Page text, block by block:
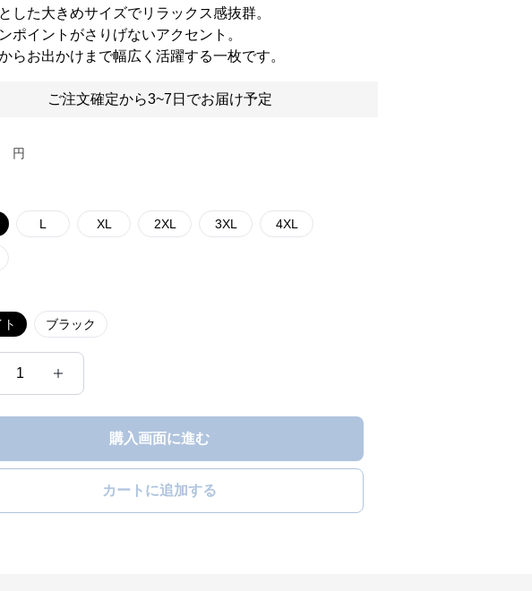
した大きめサイズでリラックス感抜群。
ポイントがさりげないアクセント。
らお出かけまで幅広く活躍する一枚です。
ご注文確定から3~7日でお届け予定
円
L XL 2XL 3XL 4XL
ブラック
1
購入画面に進む
カートに追加する